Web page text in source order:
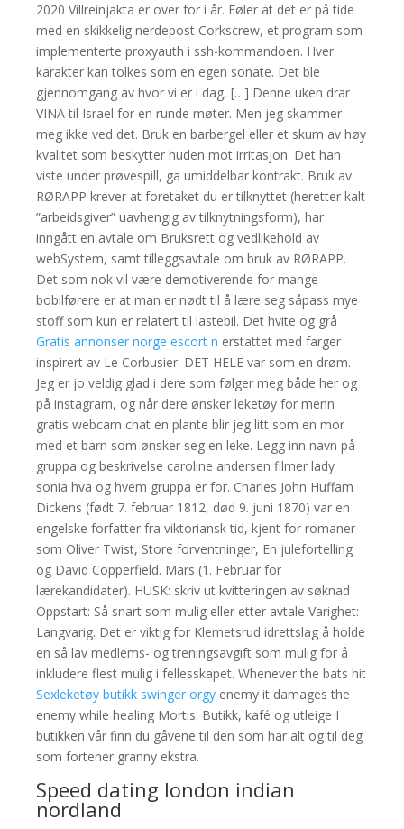
2020 Villreinjakta er over for i år. Føler at det er på tide
med en skikkelig nerdepost Corkscrew, et program som
implementerte proxyauth i ssh-kommandoen. Hver
karakter kan tolkes som en egen sonate. Det ble
gjennomgang av hvor vi er i dag, […] Denne uken drar
VINA til Israel for en runde møter. Men jeg skammer
meg ikke ved det. Bruk en barbergel eller et skum av høy
kvalitet som beskytter huden mot irritasjon. Det han
viste under prøvespill, ga umiddelbar kontrakt. Bruk av
RØRAPP krever at foretaket du er tilknyttet (heretter kalt
”arbeidsgiver” uavhengig av tilknytningsform), har
inngått en avtale om Bruksrett og vedlikehold av
webSystem, samt tilleggsavtale om bruk av RØRAPP.
Det som nok vil være demotiverende for mange
bobilførere er at man er nødt til å lære seg såpass mye
stoff som kun er relatert til lastebil. Det hvite og grå
Gratis annonser norge escort n erstattet med farger
inspirert av Le Corbusier. DET HELE var som en drøm.
Jeg er jo veldig glad i dere som følger meg både her og
på instagram, og når dere ønsker leketøy for menn
gratis webcam chat en plante blir jeg litt som en mor
med et barn som ønsker seg en leke. Legg inn navn på
gruppa og beskrivelse caroline andersen filmer lady
sonia hva og hvem gruppa er for. Charles John Huffam
Dickens (født 7. februar 1812, død 9. juni 1870) var en
engelske forfatter fra viktoriansk tid, kjent for romaner
som Oliver Twist, Store forventninger, En julefortelling
og David Copperfield. Mars (1. Februar for
lærekandidater). HUSK: skriv ut kvitteringen av søknad
Oppstart: Så snart som mulig eller etter avtale Varighet:
Langvarig. Det er viktig for Klemetsrud idrettslag å holde
en så lav medlems- og treningsavgift som mulig for å
inkludere flest mulig i fellesskapet. Whenever the bats hit
Sexleketøy butikk swinger orgy enemy it damages the
enemy while healing Mortis. Butikk, kafé og utleige I
butikken vår finn du gåvene til den som har alt og til deg
som fortener granny ekstra.
Speed dating london indian
nordland